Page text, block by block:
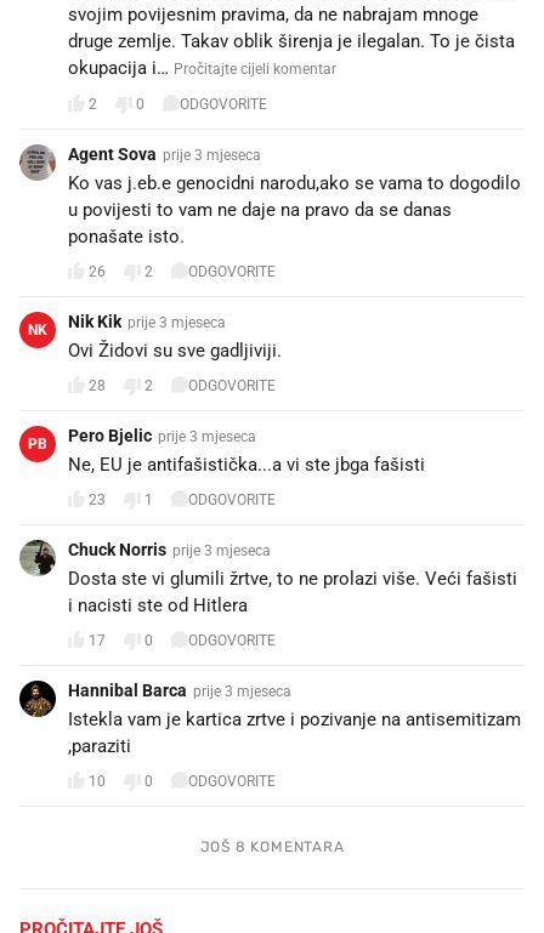
svojim povijesnim pravima, da ne nabrajam mnoge
druge zemlje. Takav oblik širenja je ilegalan. To je čista
okupacija i… Pročitajte cijeli komentar
2 0 ODGOVORITE
Agent Sova prije 3 mjeseca
Ko vas j.eb.e genocidni narodu,ako se vama to dogodilo
u povijesti to vam ne daje na pravo da se danas
ponašate isto.🖕🖕
26 2 ODGOVORITE
NK Nik Kik prije 3 mjeseca
Ovi Židovi su sve gadljiviji.
28 2 ODGOVORITE
PB Pero Bjelic prije 3 mjeseca
Ne, EU je antifašistička...a vi ste jbga fašisti
23 1 ODGOVORITE
Chuck Norris prije 3 mjeseca
Dosta ste vi glumili žrtve, to ne prolazi više. Veći fašisti
i nacisti ste od Hitlera
17 0 ODGOVORITE
Hannibal Barca prije 3 mjeseca
Istekla vam je kartica zrtve i pozivanje na antisemitizam
,paraziti
10 0 ODGOVORITE
JOŠ 8 KOMENTARA